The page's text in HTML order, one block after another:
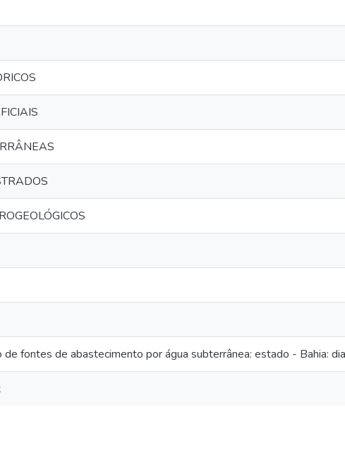
fontes de abastecimento por água subterrânea: estado - Bahia: